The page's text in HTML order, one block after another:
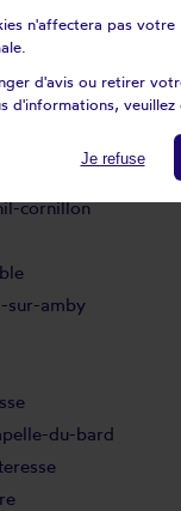
cornillon
sur-amby
du-bard
n'affectera pas
d'avis ou retirer
d'informations, veuillez
Je refuse